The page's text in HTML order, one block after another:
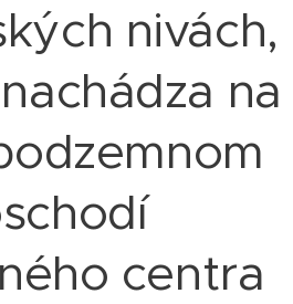
nivách,
na
centra